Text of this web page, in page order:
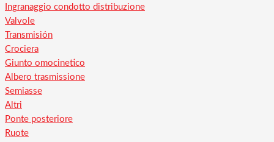
Ingranaggio condotto distribuzione
Valvole
Transmisión
Crociera
Giunto omocinetico
Albero trasmissione
Semiasse
Altri
Ponte posteriore
Ruote